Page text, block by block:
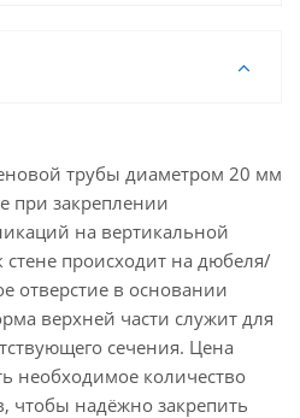
трубы диаметром 20 мм
при закреплении
на вертикальной
стене происходит на дюбеля/
отверстие в основании
верхней части служит для
сечения. Цена
необходимое количество
чтобы надёжно закрепить